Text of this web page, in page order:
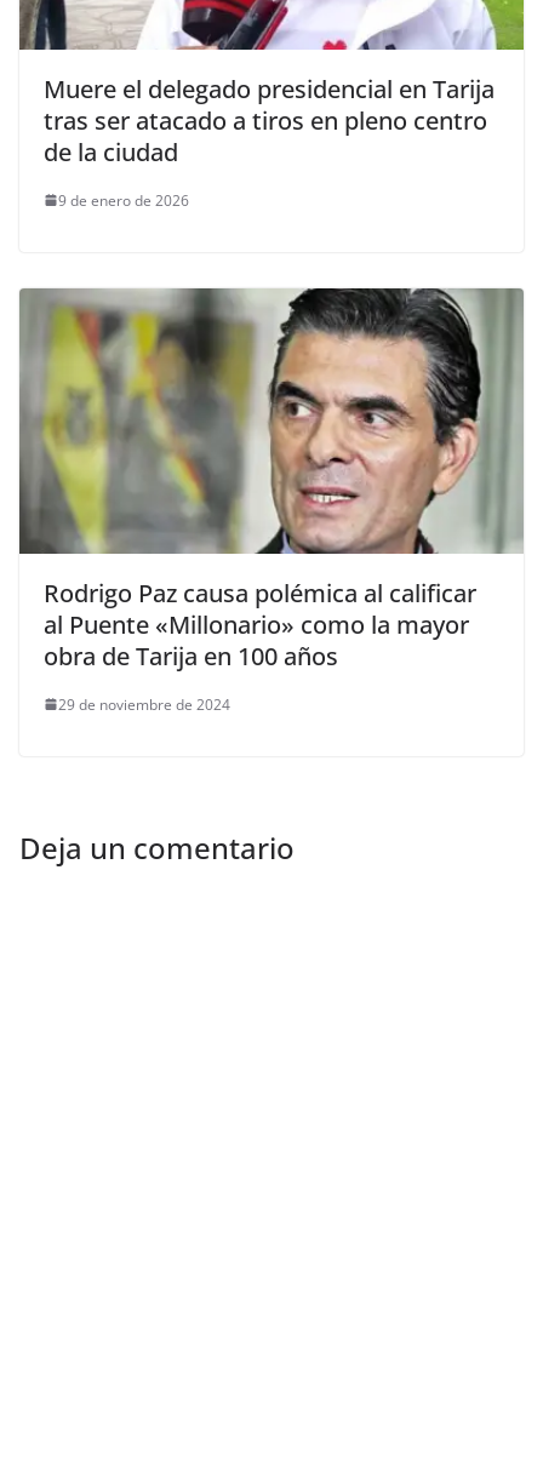
Muere el delegado presidencial en Tarija
tras ser atacado a tiros en pleno centro
de la ciudad
9 de enero de 2026
Rodrigo Paz causa polémica al calificar
al Puente «Millonario» como la mayor
obra de Tarija en 100 años
29 de noviembre de 2024
Deja un comentario